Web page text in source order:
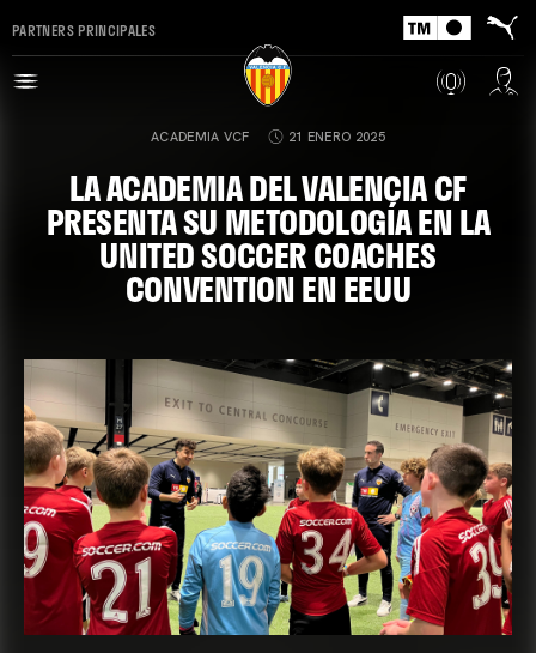
PARTNERS PRINCIPALES
ACADEMIA VCF 21 ENERO 2025
LA ACADEMIA DEL VALENCIA CF
PRESENTA SU METODOLOGÍA EN LA
UNITED SOCCER COACHES
CONVENTION EN EEUU